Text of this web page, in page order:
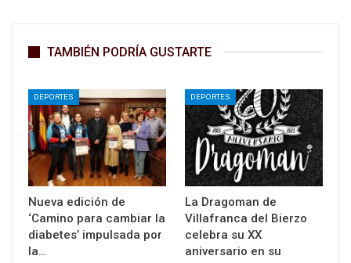
TAMBIÉN PODRÍA GUSTARTE
DEPORTES
Nueva edición de
‘Camino para cambiar la
diabetes’ impulsada por
la…
DEPORTES
La Dragoman de
Villafranca del Bierzo
celebra su XX
aniversario en su